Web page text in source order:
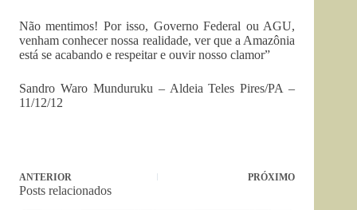
Não mentimos! Por isso, Governo Federal ou AGU,
venham conhecer nossa realidade, ver que a Amazônia
está se acabando e respeitar e ouvir nosso clamor”
Sandro Waro Munduruku – Aldeia Teles Pires/PA –
11/12/12
ANTERIOR PRÓXIMO
Posts relacionados